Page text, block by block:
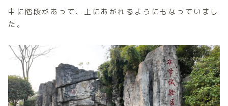
中に階段があって、上にあがれるようにもなっていまし
た。